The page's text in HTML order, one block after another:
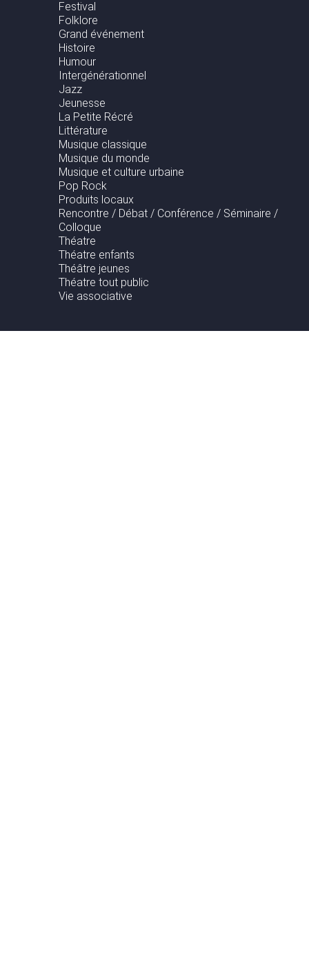
Festival
Folklore
Grand événement
Histoire
Humour
Intergénérationnel
Jazz
Jeunesse
La Petite Récré
Littérature
Musique classique
Musique du monde
Musique et culture urbaine
Pop Rock
Produits locaux
Rencontre / Débat / Conférence / Séminaire /
Colloque
Théatre
Théatre enfants
Théâtre jeunes
Théatre tout public
Vie associative